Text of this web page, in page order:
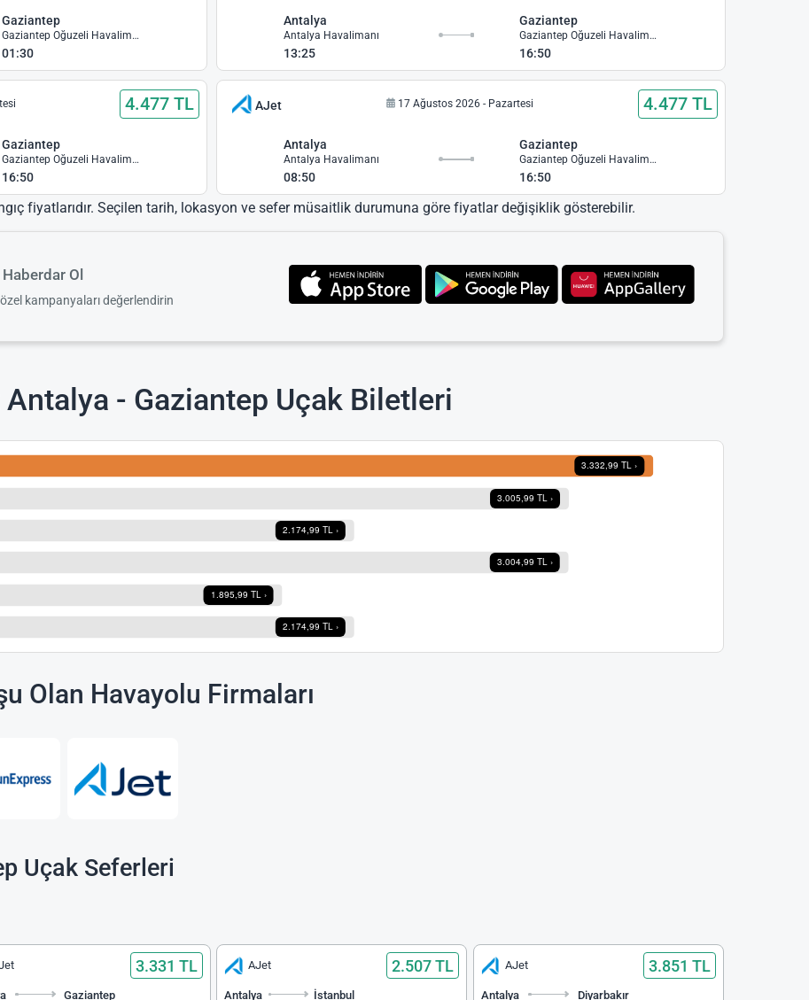
Gaziantep
Gaziantep Oğuzeli Havalimanı
01:30
Antalya
Antalya Havalimanı
13:25
Gaziantep
Gaziantep Oğuzeli Havalimanı
16:50
4.477 TL
Gaziantep
Gaziantep Oğuzeli Havalimanı
16:50
AJet 17 Ağustos 2026 - Pazartesi 4.477 TL
Antalya
Antalya Havalimanı
08:50
Gaziantep
Gaziantep Oğuzeli Havalimanı
16:50
fiyatlarıdır. Seçilen tarih, lokasyon ve sefer müsaitlik durumuna göre fiyatlar değişiklik gösterebilir.
Ol
kampanyaları değerlendirin
Antalya - Gaziantep Uçak Biletleri
Olan Havayolu Firmaları
Uçak Seferleri
3.331 TL
Gaziantep
AJet 2.507 TL
Antalya İstanbul
AJet 3.851 TL
Antalya Diyarbakır